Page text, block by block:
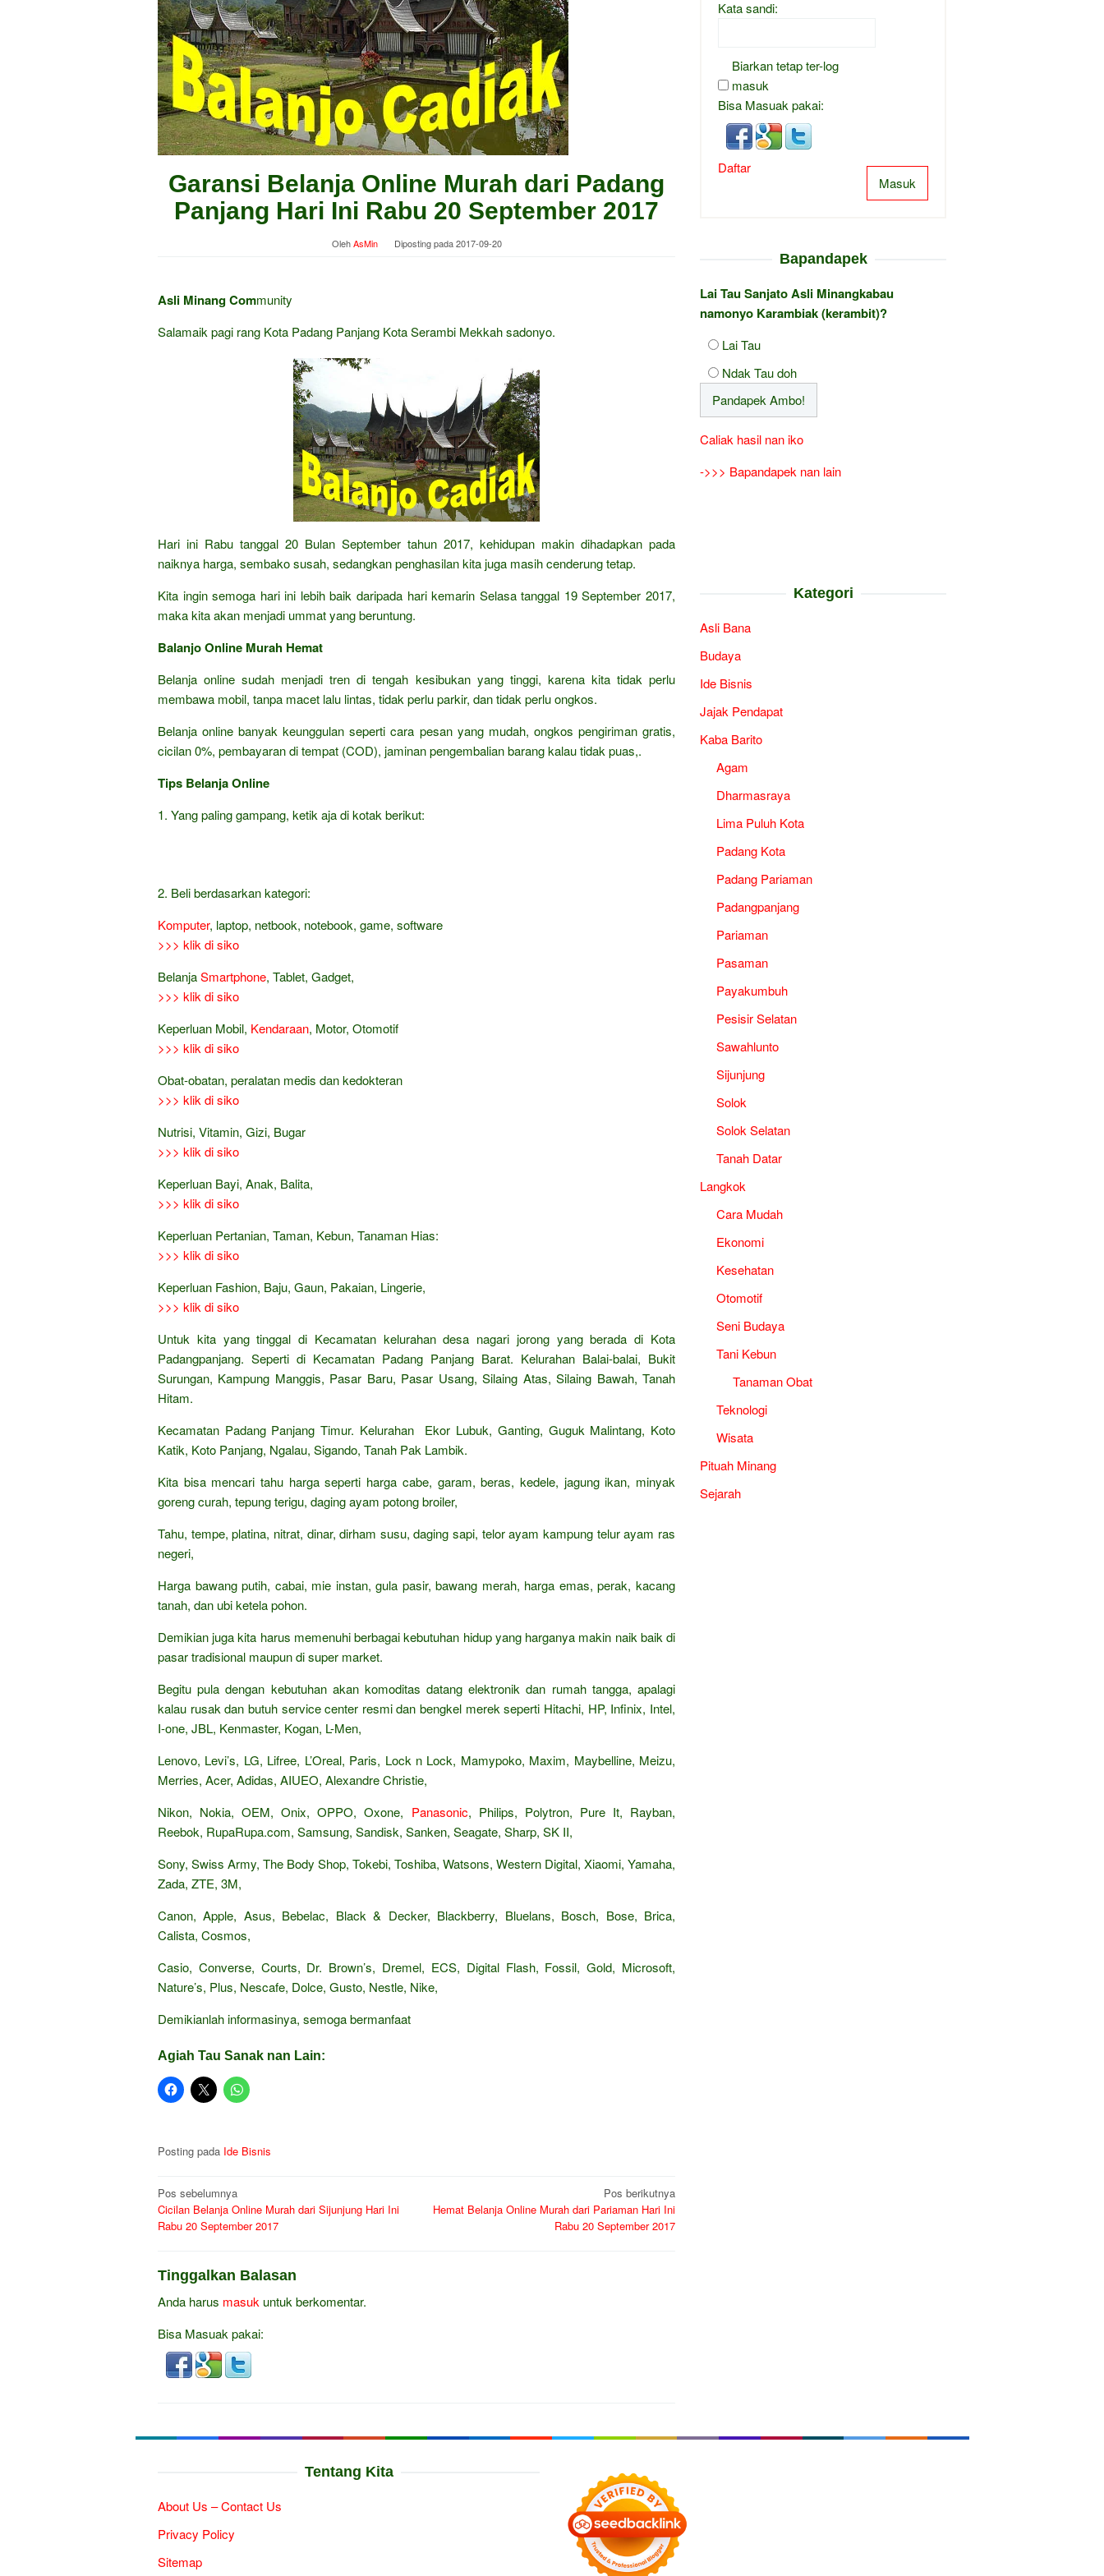
Garansi Belanja Online Murah dari Padang
Panjang Hari Ini Rabu 20 September 2017
OlehAsMin Diposting pada2017-09-20
Asli Minang Community
Salamaik pagi rang Kota Padang Panjang Kota Serambi Mekkah sadonyo.
Hari ini Rabu tanggal 20 Bulan September tahun 2017, kehidupan makin dihadapkan pada
naiknya harga, sembako susah, sedangkan penghasilan kita juga masih cenderung tetap.
Kita ingin semoga hari ini lebih baik daripada hari kemarin Selasa tanggal 19 September 2017,
maka kita akan menjadi ummat yang beruntung.
Balanjo Online Murah Hemat
Belanja online sudah menjadi tren di tengah kesibukan yang tinggi, karena kita tidak perlu
membawa mobil, tanpa macet lalu lintas, tidak perlu parkir, dan tidak perlu ongkos.
Belanja online banyak keunggulan seperti cara pesan yang mudah, ongkos pengiriman gratis,
cicilan 0%, pembayaran di tempat (COD), jaminan pengembalian barang kalau tidak puas,.
Tips Belanja Online
1. Yang paling gampang, ketik aja di kotak berikut:
2. Beli berdasarkan kategori:
Komputer, laptop, netbook, notebook, game, software
>>> klik di siko
BelanjaSmartphone, Tablet, Gadget,
>>> klik di siko
Keperluan Mobil, Kendaraan, Motor, Otomotif
>>> klik di siko
Obat-obatan, peralatan medis dan kedokteran
>>> klik di siko
Nutrisi, Vitamin, Gizi, Bugar
>>> klik di siko
Keperluan Bayi, Anak, Balita,
>>> klik di siko
Keperluan Pertanian, Taman, Kebun, Tanaman Hias:
>>> klik di siko
Keperluan Fashion, Baju, Gaun, Pakaian, Lingerie,
>>> klik di siko
Untuk kita yang tinggal di Kecamatan kelurahan desa nagari jorong yang berada di Kota
Padangpanjang. Seperti di Kecamatan Padang Panjang Barat. Kelurahan Balai-balai, Bukit
Surungan, Kampung Manggis, Pasar Baru, Pasar Usang, Silaing Atas, Silaing Bawah, Tanah
Hitam.
Kecamatan Padang Panjang Timur. Kelurahan Ekor Lubuk, Ganting, Guguk Malintang, Koto
Katik, Koto Panjang, Ngalau, Sigando, Tanah Pak Lambik.
Kita bisa mencari tahu harga seperti harga cabe, garam, beras, kedele, jagung ikan, minyak
goreng curah, tepung terigu, daging ayam potong broiler,
Tahu, tempe, platina, nitrat, dinar, dirham susu, daging sapi, telor ayam kampung telur ayam ras
negeri,
Harga bawang putih, cabai, mie instan, gula pasir, bawang merah, harga emas, perak, kacang
tanah, dan ubi ketela pohon.
Demikian juga kita harus memenuhi berbagai kebutuhan hidup yang harganya makin naik baik di
pasar tradisional maupun di super market.
Begitu pula dengan kebutuhan akan komoditas datang elektronik dan rumah tangga, apalagi
kalau rusak dan butuh service center resmi dan bengkel merek seperti Hitachi, HP, Infinix, Intel,
I-one, JBL, Kenmaster, Kogan, L-Men,
Lenovo, Levi’s, LG, Lifree, L’Oreal, Paris, Lock n Lock, Mamypoko, Maxim, Maybelline, Meizu,
Merries, Acer, Adidas, AIUEO, Alexandre Christie,
Nikon, Nokia, OEM, Onix, OPPO, Oxone, Panasonic, Philips, Polytron, Pure It, Rayban,
Reebok, RupaRupa.com, Samsung, Sandisk, Sanken, Seagate, Sharp, SK II,
Sony, Swiss Army, The Body Shop, Tokebi, Toshiba, Watsons, Western Digital, Xiaomi, Yamaha,
Zada, ZTE, 3M,
Canon, Apple, Asus, Bebelac, Black & Decker, Blackberry, Bluelans, Bosch, Bose, Brica,
Calista, Cosmos,
Casio, Converse, Courts, Dr. Brown’s, Dremel, ECS, Digital Flash, Fossil, Gold, Microsoft,
Nature’s, Plus, Nescafe, Dolce, Gusto, Nestle, Nike,
Demikianlah informasinya, semoga bermanfaat
Agiah Tau Sanak nan Lain:
Posting pada Ide Bisnis
Navigasi
pos
Pos sebelumnya
Cicilan Belanja Online Murah dari Sijunjung Hari Ini
Rabu 20 September 2017
Pos berikutnya
Hemat Belanja Online Murah dari Pariaman Hari Ini
Rabu 20 September 2017
Tinggalkan Balasan
Anda harus masuk untuk berkomentar.
Bisa Masuak pakai:
Kata sandi:
Biarkan tetap ter-log
masuk
Bisa Masuak pakai:
Masuk
Daftar
Bapandapek
Lai Tau Sanjato Asli Minangkabau
namonyo Karambiak (kerambit)?
Lai Tau
Ndak Tau doh
Caliak hasil nan iko
->>> Bapandapek nan lain
Kategori
Asli Bana
Budaya
Ide Bisnis
Jajak Pendapat
Kaba Barito
Agam
Dharmasraya
Lima Puluh Kota
Padang Kota
Padang Pariaman
Padangpanjang
Pariaman
Pasaman
Payakumbuh
Pesisir Selatan
Sawahlunto
Sijunjung
Solok
Solok Selatan
Tanah Datar
Langkok
Cara Mudah
Ekonomi
Kesehatan
Otomotif
Seni Budaya
Tani Kebun
Tanaman Obat
Teknologi
Wisata
Pituah Minang
Sejarah
Tentang Kita
About Us – Contact Us
Privacy Policy
Sitemap